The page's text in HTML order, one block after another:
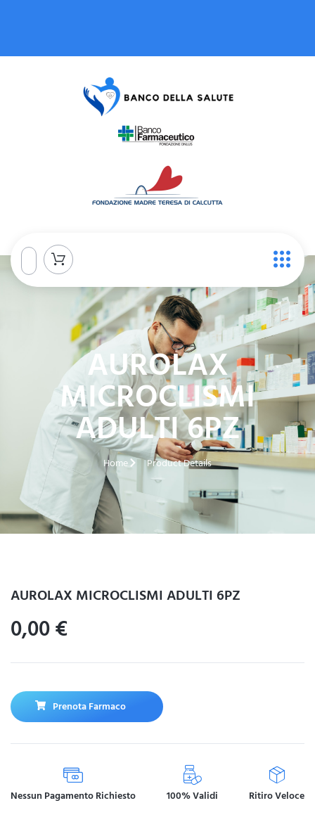
AUROLAX
MICROCLISMI
ADULTI 6PZ
Home Product Details
AUROLAX MICROCLISMI ADULTI 6PZ
0,00€
Prenota Farmaco
Nessun Pagamento Richiesto 100% Validi Ritiro Veloce